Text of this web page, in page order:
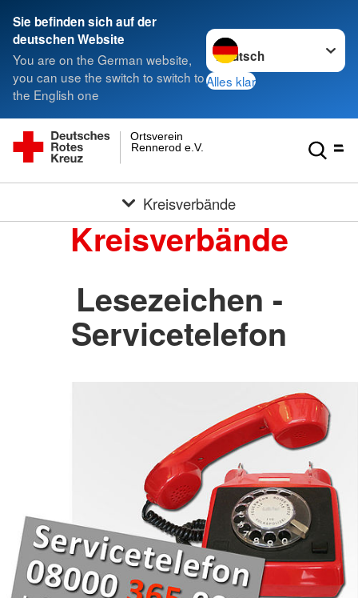
Sie befinden sich auf der
deutschen Website
You are on the German website,
you can use the switch to switch to
the English one
Sprache wechseln zu
Alles klar
Rennerod e.V.
Ortsverein
Kreisverbände
Kreisverbände
Lesezeichen -
Servicetelefon